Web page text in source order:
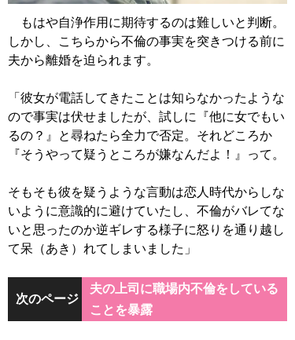
もはや自浄作用に期待するのは難しいと判断。
しかし、こちらから不倫の事実を突きつける前に
夫から離婚を迫られます。
「彼女が電話してきたことは知らなかったような
ので事実は伏せましたが、試しに『他に女でもい
るの？』と尋ねたら全力で否定。それどころか
『そうやって疑うところが嫌なんだよ！』って。
そもそも彼を疑うような言動は恋人時代からしな
いように意識的に避けていたし、不倫がバレてな
いと思ったのか逆ギレする様子に怒りを通り越し
て呆（あき）れてしまいました」
次のページ
夫の上司に職場内不倫をしている
ことを暴露